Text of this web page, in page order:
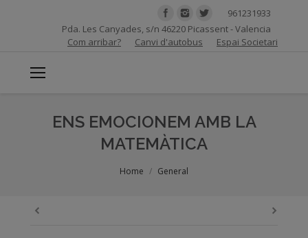
961231933
Pda. Les Canyades, s/n 46220 Picassent - Valencia
Com arribar?
Canvi d'autobus Espai Societari
ENS EMOCIONEM AMB LA
MATEMÀTICA
Home General